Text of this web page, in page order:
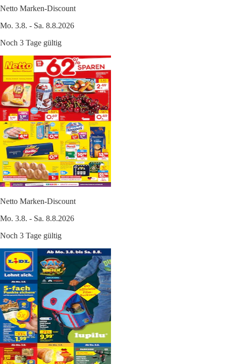
Netto Marken-Discount
Mo. 3.8. - Sa. 8.8.2026
Noch 3 Tage gültig
Netto Marken-Discount
Mo. 3.8. - Sa. 8.8.2026
Noch 3 Tage gültig